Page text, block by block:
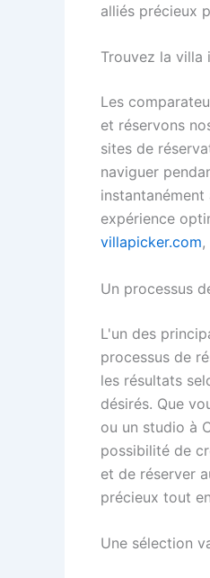
alliés précieux
Trouvez la villa
Les
et réservons
sites de
naviguer
expérience
villapicker.com,
Un processus
L'un des
processus de
les résultats
désirés. Que
ou un studio à
possibilité de
et de réserver
précieux tout
Une sélection